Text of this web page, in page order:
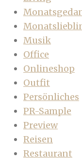
Musik
Office
Onlineshop
Outfit
Persönliches
PR-Sample
Preview
Reisen
Restaurant